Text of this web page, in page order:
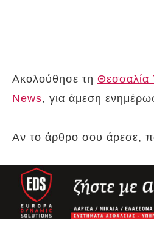
Ακολούθησε τη Θεσσαλία
News, για άμεση
Αν το άρθρο σου άρεσε,